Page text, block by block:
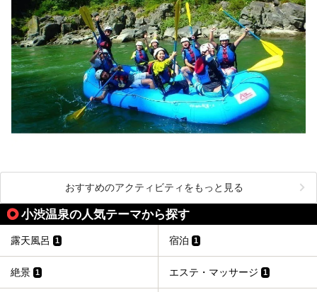
おすすめのアクティビティをもっと見る
小渋温泉の人気テーマから探す
露天風呂 1 宿泊 1
絶景 1 エステ・マッサージ 1